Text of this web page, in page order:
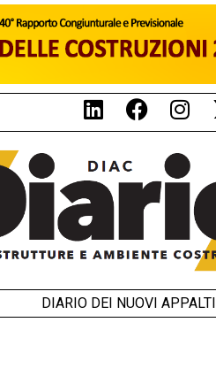
DIARIO DEI NUOVI APPALTI